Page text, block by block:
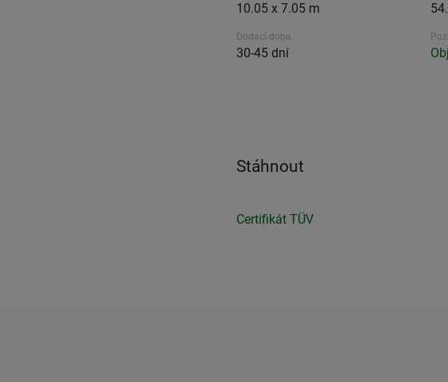
10.05 x 7.05 m
Dodací doba.
30-45 dní
Stáhnout
Certifikát TÜV